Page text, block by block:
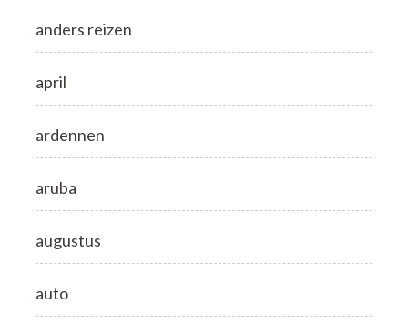
anders reizen
april
ardennen
aruba
augustus
auto